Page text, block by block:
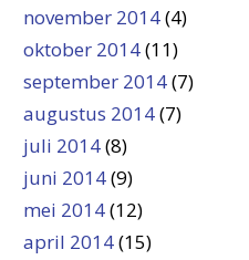
november 2014(4)
oktober 2014(11)
september 2014(7)
augustus 2014(7)
juli 2014(8)
juni 2014(9)
mei 2014(12)
april 2014(15)